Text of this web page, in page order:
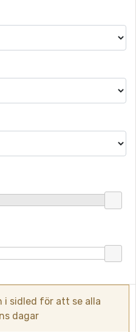
i sidled för att se alla
dagar